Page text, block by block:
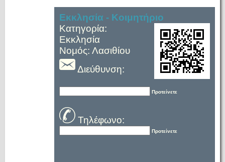
Εκκλησία - Κοιμητήριο
Κατηγορία:
Εκκλησία
Νομός: Λασιθίου
Διεύθυνση:
Προτείνετε
Τηλέφωνο:
Προτείνετε